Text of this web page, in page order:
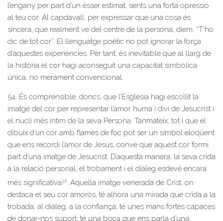
l’engany per part d’un ésser estimat, sents una forta opressió
al teu cor. Al capdavall, per expressar que una cosa és
sincera, que realment ve del centre de la persona, diem: “T’ho
dic de tot cor”. El llenguatge poètic no pot ignorar la força
d’aquestes experiències. Per tant, és inevitable que al llarg de
la història el cor hagi aconseguit una capacitat simbòlica
única, no merament convencional.
54. És comprensible, doncs, que l’Església hagi escollit la
imatge del cor per representar l’amor humà i diví de Jesucrist i
el nucli més íntim de la seva Persona. Tanmateix, tot i que el
dibuix d’un cor amb flames de foc pot ser un símbol eloqüent
que ens recordi l’amor de Jesús, convé que aquest cor formi
part d’una imatge de Jesucrist. D’aquesta manera, la seva crida
a la relació personal, el trobament i el diàleg esdevé encara
més significativa33. Aquella imatge venerada de Crist, on
destaca el seu cor amorós, té alhora una mirada que crida a la
trobada, al diàleg, a la confiança; té unes mans fortes capaces
de donar-nos suport; té una boca que ens parla d’una